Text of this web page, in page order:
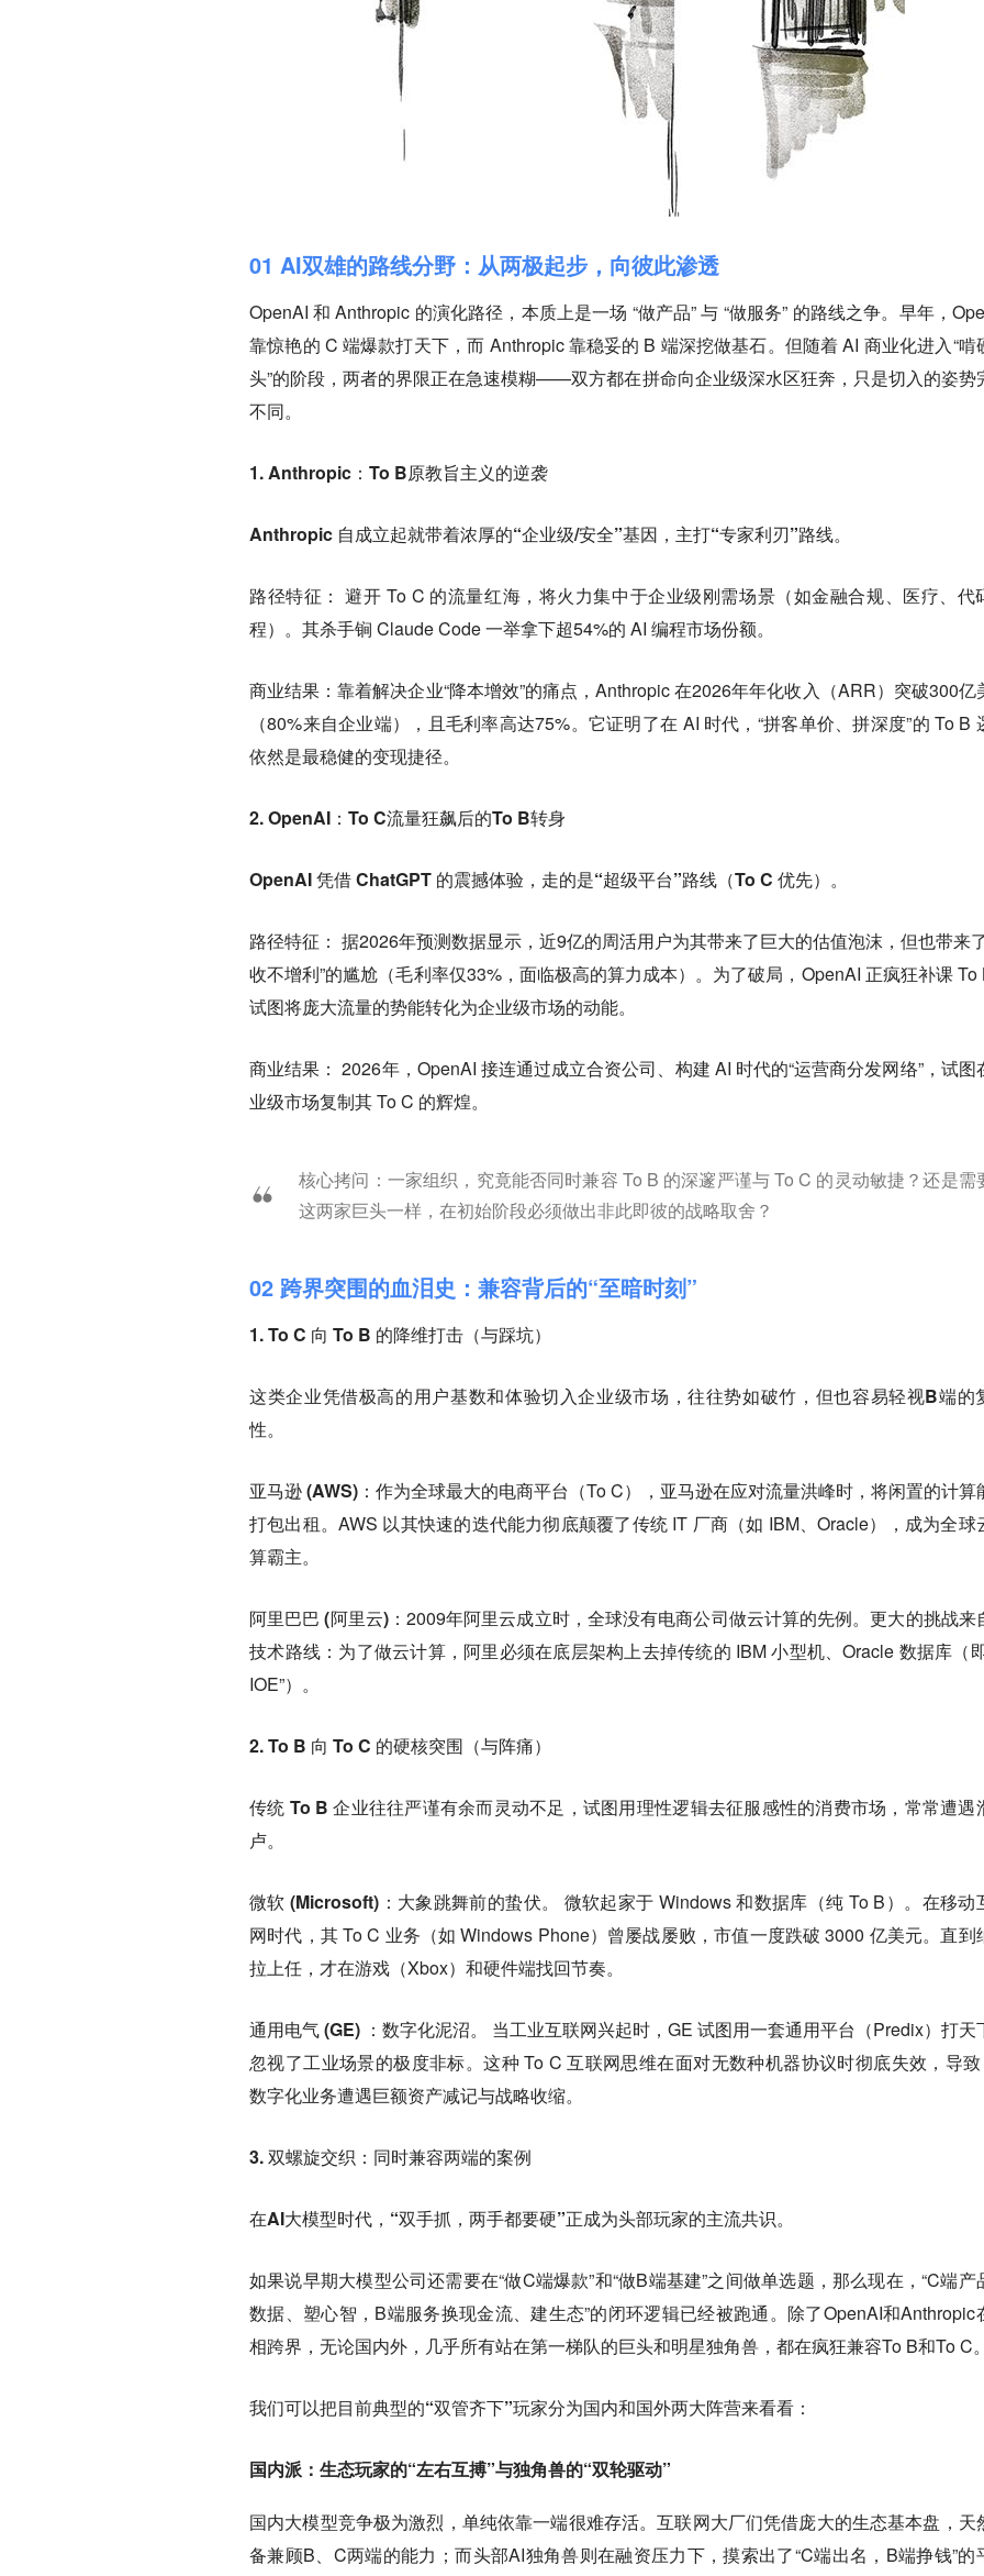
01 AI双雄的路线分野：从两极起步，向彼此渗透
OpenAI 和 Anthropic 的演化路径，本质上是一场 “做产品” 与 “做服务” 的路线之争。早年，
靠惊艳的 C 端爆款打天下，而 Anthropic 靠稳妥的 B 端深挖做基石。但随着 AI 商业化进入“啃
头”的阶段，两者的界限正在急速模糊——双方都在拼命向企业级深水区狂奔，只是切入的姿势
不同。
1. Anthropic：To B原教旨主义的逆袭
Anthropic 自成立起就带着浓厚的“企业级/安全”基因，主打“专家利刃”路线。
路径特征： 避开 To C 的流量红海，将火力集中于企业级刚需场景（如金融合规、医疗、代
程）。其杀手锏 Claude Code 一举拿下超54%的 AI 编程市场份额。
商业结果：靠着解决企业“降本增效”的痛点，Anthropic 在2026年年化收入（ARR）突破300亿
（80%来自企业端），且毛利率高达75%。它证明了在 AI 时代，“拼客单价、拼深度”的 To B
依然是最稳健的变现捷径。
2. OpenAI：To C流量狂飙后的To B转身
OpenAI 凭借 ChatGPT 的震撼体验，走的是“超级平台”路线（To C 优先）。
路径特征： 据2026年预测数据显示，近9亿的周活用户为其带来了巨大的估值泡沫，但也带来
收不增利”的尴尬（毛利率仅33%，面临极高的算力成本）。为了破局，OpenAI 正疯狂补课 To
试图将庞大流量的势能转化为企业级市场的动能。
商业结果： 2026年，OpenAI 接连通过成立合资公司、构建 AI 时代的“运营商分发网络”，试图
业级市场复制其 To C 的辉煌。
核心拷问： 一家组织，究竟能否同时兼容 To B 的深邃严谨与 To C 的灵动敏捷？还是需
这两家巨头一样，在初始阶段必须做出非此即彼的战略取舍？
02 跨界突围的血泪史：兼容背后的“至暗时刻”
1. To C 向 To B 的降维打击（与踩坑）
这类企业凭借极高的用户基数和体验切入企业级市场，往往势如破竹，但也容易轻视B端的
性。
亚马逊 (AWS)：作为全球最大的电商平台（To C），亚马逊在应对流量洪峰时，将闲置的计算
打包出租。AWS 以其快速的迭代能力彻底颠覆了传统 IT 厂商（如 IBM、Oracle），成为全球
算霸主。
阿里巴巴 (阿里云)：2009年阿里云成立时，全球没有电商公司做云计算的先例。更大的挑战来
技术路线：为了做云计算，阿里必须在底层架构上去掉传统的 IBM 小型机、Oracle 数据库（
IOE”）。
2. To B 向 To C 的硬核突围（与阵痛）
传统 To B 企业往往严谨有余而灵动不足，试图用理性逻辑去征服感性的消费市场，常常遭遇
卢。
微软 (Microsoft)： 大象跳舞前的蛰伏。 微软起家于 Windows 和数据库（纯 To B）。在移动
网时代，其 To C 业务（如 Windows Phone）曾屡战屡败，市值一度跌破 3000 亿美元。直到
拉上任，才在游戏（Xbox）和硬件端找回节奏。
通用电气 (GE) ： 数字化泥沼。 当工业互联网兴起时，GE 试图用一套通用平台（Predix）打天
忽视了工业场景的极度非标。这种 To C 互联网思维在面对无数种机器协议时彻底失效，导
数字化业务遭遇巨额资产减记与战略收缩。
3. 双螺旋交织：同时兼容两端的案例
在AI大模型时代，“双手抓，两手都要硬”正成为头部玩家的主流共识。
如果说早期大模型公司还需要在“做C端爆款”和“做B端基建”之间做单选题，那么现在，“C端产
数据、塑心智，B端服务换现金流、建生态”的闭环逻辑已经被跑通。除了OpenAI和Anthropic
相跨界，无论国内外，几乎所有站在第一梯队的巨头和明星独角兽，都在疯狂兼容To B和To C。
我们可以把目前典型的“双管齐下”玩家分为国内和国外两大阵营来看看：
国内派：生态玩家的“左右互搏”与独角兽的“双轮驱动”
国内大模型竞争极为激烈，单纯依靠一端很难存活。互联网大厂们凭借庞大的生态基本盘，天
备兼顾B、C两端的能力；而头部AI独角兽则在融资压力下，摸索出了“C端出名，B端挣钱”的